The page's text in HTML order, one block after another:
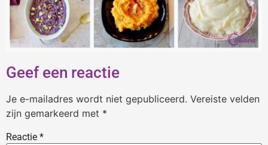
Geef een reactie
Je e-mailadres wordt niet gepubliceerd. Vereiste velden
zijn gemarkeerd met *
Reactie *